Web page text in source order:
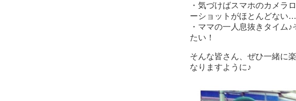
・気づけばスマホのカメラ
ーショットがほとんどない…
・ママの一人息抜きタイム
たい！
そんな皆さん、ぜひ一緒に
なりますように♪